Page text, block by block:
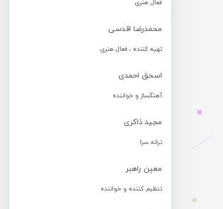
فعال هنری
محمدرضا اقدسی
تهیه کننده ، فعال هنری
اسحق احمدی
آهنگساز و خواننده
مجید ذاکری
ترانه سرا
معین راهبر
تنظیم کننده و خواننده